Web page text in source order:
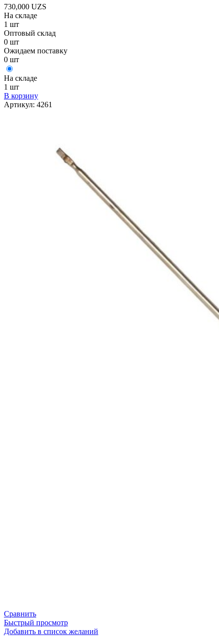
730,000 UZS
На складе
1 шт
Оптовый склад
0 шт
Ожидаем поставку
0 шт
На складе
1 шт
В корзину
Артикул: 4261
Сравнить
Быстрый просмотр
Добавить в список желаний